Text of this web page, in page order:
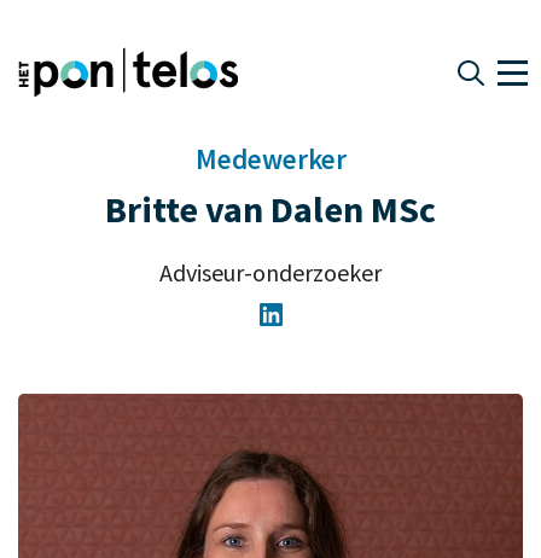
Medewerker
Britte van Dalen MSc
Adviseur-onderzoeker